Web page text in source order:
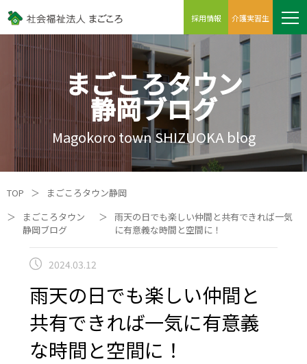
採用情報 介護実習生
まごころタウン
静岡ブログ
Magokoro town SHIZUOKA blog
TOP ＞
まごころタウン静岡
＞
まごころタウン
静岡ブログ
＞
雨天の日でも楽しい仲間と共有できれば一気
に有意義な時間と空間に！
2024.03.12
雨天の日でも楽しい仲間と
共有できれば一気に有意義
な時間と空間に！